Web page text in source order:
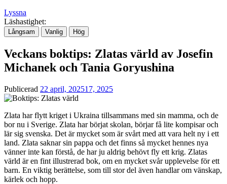
Lyssna
Läshastighet:
Långsam Vanlig Hög
Veckans boktips: Zlatas värld av Josefin
Michanek och Tania Goryushina
Publicerad 22 april, 202517, 2025
Zlata har flytt kriget i Ukraina tillsammans med sin mamma, och de
bor nu i Sverige. Zlata har börjat skolan, börjar få lite kompisar och
lär sig svenska. Det är mycket som är svårt med att vara helt ny i ett
land. Zlata saknar sin pappa och det finns så mycket hennes nya
vänner inte kan förstå, de har ju aldrig behövt fly ett krig. Zlatas
värld är en fint illustrerad bok, om en mycket svår upplevelse för ett
barn. En viktig berättelse, som till stor del även handlar om vänskap,
kärlek och hopp.
Statistik
För att vi ska
förbättra
funktionalitet
uppbyggnad,
baserat på
används.
Upplevelse
För att vår
hemsida ska
prestera så